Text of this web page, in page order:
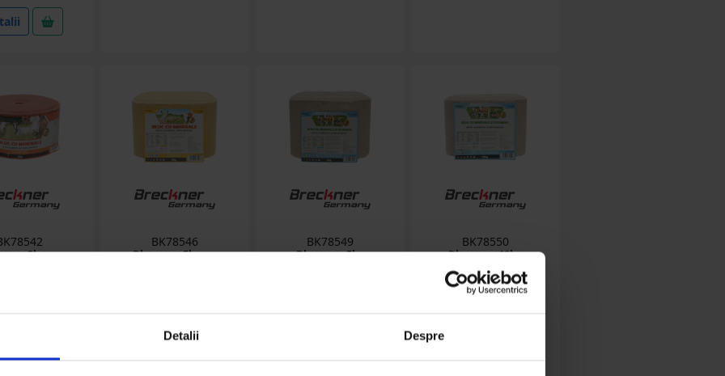
Detalii Despre
3kg cu
Detalii
BK78546
Bloc sare 5kg cu
stoc epuizat
Detalii
BK78549
Bloc sare 5kg
Detalii
BK78550
Bloc sare 10kg
animale Breckner
Germany
Detalii